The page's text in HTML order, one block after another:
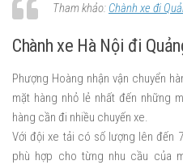
Tham khảo: Chành xe đi
Chành xe Hà Nội đi
Phượng Hoàng nhận vận chuyển
mặt hàng nhỏ lẻ nhất đến những
hàng cần đi nhiều chuyến xe.
Với đội xe tải có số lượng lên đến
phù hợp cho từng nhu cầu của